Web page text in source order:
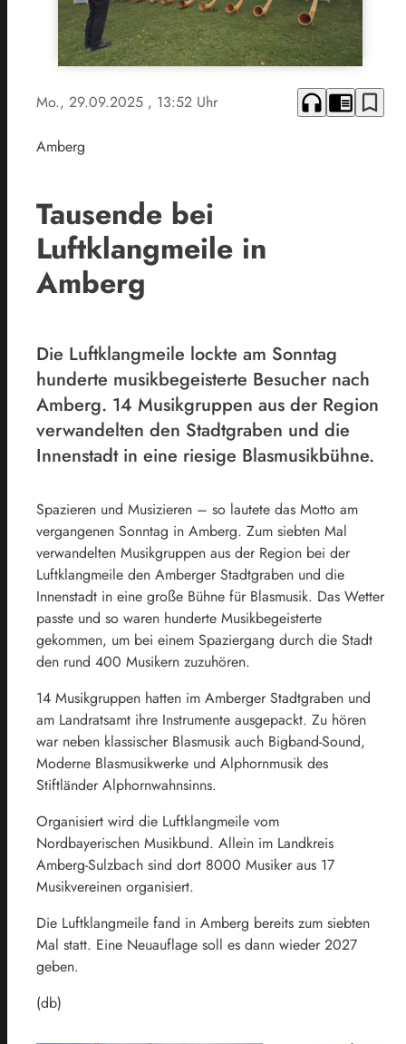
Mo., 29.09.2025 , 13:52 Uhr headphones chrome_reader_mode bookmark_border
Amberg
Tausende bei
Luftklangmeile in
Amberg
Die Luftklangmeile lockte am Sonntag
hunderte musikbegeisterte Besucher nach
Amberg. 14 Musikgruppen aus der Region
verwandelten den Stadtgraben und die
Innenstadt in eine riesige Blasmusikbühne.
Spazieren und Musizieren – so lautete das Motto am
vergangenen Sonntag in Amberg. Zum siebten Mal
verwandelten Musikgruppen aus der Region bei der
Luftklangmeile den Amberger Stadtgraben und die
Innenstadt in eine große Bühne für Blasmusik. Das Wetter
passte und so waren hunderte Musikbegeisterte
gekommen, um bei einem Spaziergang durch die Stadt
den rund 400 Musikern zuzuhören.
14 Musikgruppen hatten im Amberger Stadtgraben und
am Landratsamt ihre Instrumente ausgepackt. Zu hören
war neben klassischer Blasmusik auch Bigband-Sound,
Moderne Blasmusikwerke und Alphornmusik des
Stiftländer Alphornwahnsinns.
Organisiert wird die Luftklangmeile vom
Nordbayerischen Musikbund. Allein im Landkreis
Amberg-Sulzbach sind dort 8000 Musiker aus 17
Musikvereinen organisiert.
Die Luftklangmeile fand in Amberg bereits zum siebten
Mal statt. Eine Neuauflage soll es dann wieder 2027
geben.
(db)